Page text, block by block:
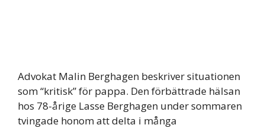
Advokat Malin Berghagen beskriver situationen
som “kritisk” för pappa. Den förbättrade hälsan
hos 78-årige Lasse Berghagen under sommaren
tvingade honom att delta i många